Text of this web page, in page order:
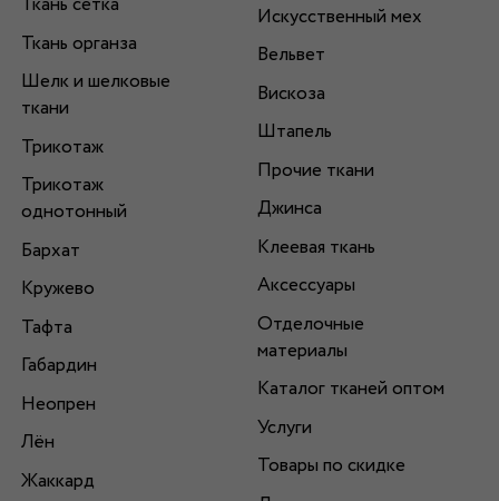
Ткань органза
Шелк и шелковые
ткани
Трикотаж
Трикотаж
однотонный
Бархат
Кружево
Тафта
Габардин
Неопрен
Лён
Жаккард
Искусственный мех
Вельвет
Вискоза
Штапель
Прочие ткани
Джинса
Клеевая ткань
Аксессуары
Отделочные
материалы
Каталог тканей оптом
Услуги
Товары по скидке